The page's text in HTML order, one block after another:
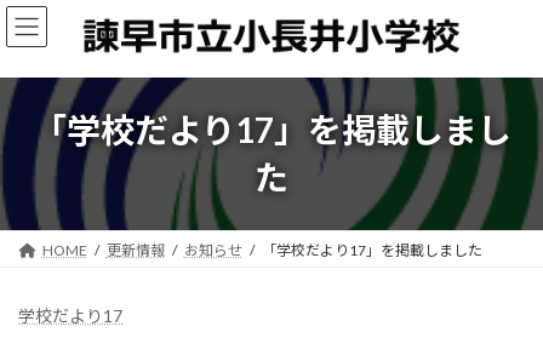
コ
ン
ン
ツ
へ
ッ
プ
ナ
ビ
ー
シ
ョ
移
動
「学校だより17」を掲載しまし
た
HOME 更新情報 お知らせ 「学校だより17」を掲載しました
学校だより17